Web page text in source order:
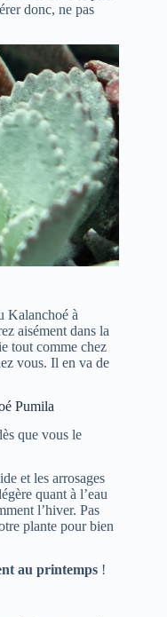
donc, ne pas
Kalanchoé à
aisément dans la
tout comme chez
vous. Il en va de
Pumila
que vous le
et les arrosages
quant à l’eau
l’hiver. Pas
plante pour bien
au printemps !